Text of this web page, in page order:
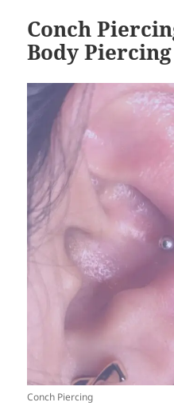
Conch
Body Piercing
Conch Piercing